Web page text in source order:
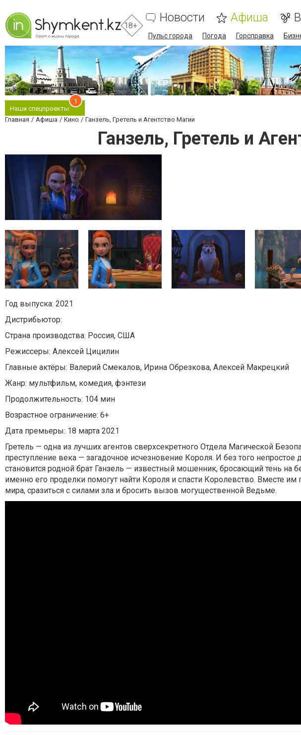
18+
Новости Афиша
Пульс города Погода Горсправка
Наши спецпроекты
1
Главная Афиша Кино Ганзель, Гретель и Агентство Магии
Ганзель, Гретель и
Год выпуска: 2021
Дистрибьютор:
Страна производства: Россия, США
Режиссеры: Алексей Цицилин
Главные актёры: Валерий Смекалов, Ирина Обрезкова, Алексей Макрецкий
Жанр: мультфильм, комедия, фэнтези
Продолжительность: 104 мин
Возрастное ограничение: 6+
Дата премьеры: 18 марта 2021
Гретель — одна из лучших агентов сверхсекретного Отдела Магической
преступление века — загадочное исчезновение Короля. И без того непростое
становится родной брат Ганзель — известный мошенник, бросающий тень на
именно его проделки помогут найти Короля и спасти Королевство. Вместе
мира, сразиться с силами зла и бросить вызов могущественной Ведьме.